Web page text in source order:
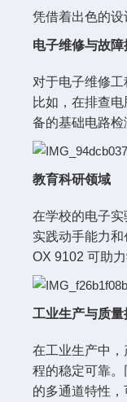
凭借着出色的设
电子维修与故障
对于电子维修
比如，在排查
备的基础电路
教育科研领域
在学校的电子
实践动手能力
OX 9102 可助
工业生产与质量
在工业生产中
程的稳定可靠
的多通道特性